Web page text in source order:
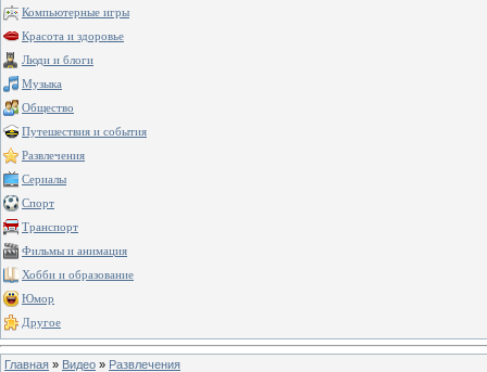
Компьютерные игры
Красота и здоровье
Люди и блоги
Музыка
Общество
Путешествия и события
Развлечения
Сериалы
Спорт
Транспорт
Фильмы и анимация
Хобби и образование
Юмор
Другое
Главная » Видео » Развлечения